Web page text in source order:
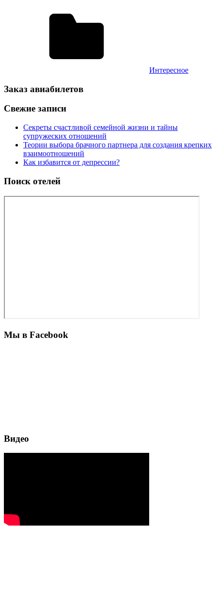
Интересное
Заказ авиабилетов
Свежие записи
Секреты счастливой семейной жизни и тайны
супружеских отношений
Теории выбора брачного партнера для создания крепких
взаимоотношений
Как избавится от депрессии?
Поиск отелей
Мы в Facebook
Видео